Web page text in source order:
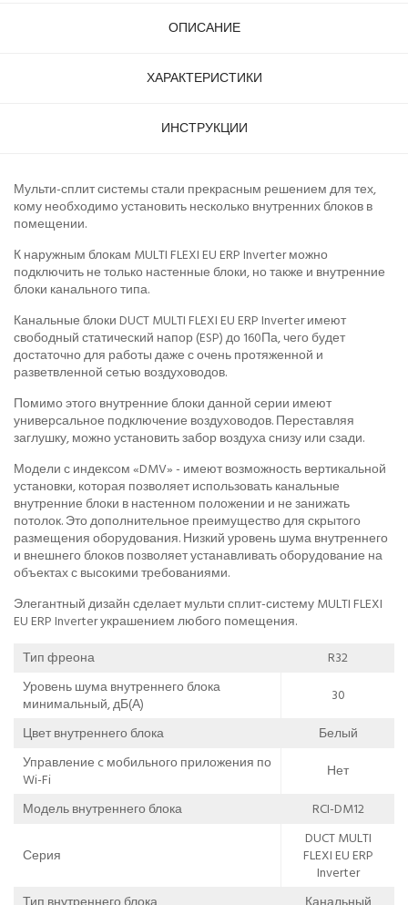
ОПИСАНИЕ
ХАРАКТЕРИСТИКИ
ИНСТРУКЦИИ
Мульти-сплит системы стали прекрасным решением для тех,
кому необходимо установить несколько внутренних блоков в
помещении.
К наружным блокам MULTI FLEXI EU ERP Inverter можно
подключить не только настенные блоки, но также и внутренние
блоки канального типа.
Канальные блоки DUCT MULTI FLEXI EU ERP Inverter имеют
свободный статический напор (ESP) до 160Па, чего будет
достаточно для работы даже с очень протяженной и
разветвленной сетью воздуховодов.
Помимо этого внутренние блоки данной серии имеют
универсальное подключение воздуховодов. Переставляя
заглушку, можно установить забор воздуха снизу или сзади.
Модели с индексом «DMV» - имеют возможность вертикальной
установки, которая позволяет использовать канальные
внутренние блоки в настенном положении и не занижать
потолок. Это дополнительное преимущество для скрытого
размещения оборудования. Низкий уровень шума внутреннего
и внешнего блоков позволяет устанавливать оборудование на
объектах с высокими требованиями.
Элегантный дизайн сделает мульти сплит-систему MULTI FLEXI
EU ERP Inverter украшением любого помещения.
Тип фреона
R32
Уровень шума внутреннего блока
минимальный, дБ(А)
30
Цвет внутреннего блока
Белый
Управление c мобильного приложения по
Wi-Fi
Нет
Модель внутреннего блока
RCI-DM12
Серия
DUCT MULTI
FLEXI EU ERP
Inverter